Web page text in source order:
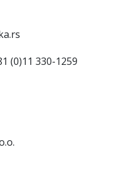
(0)11 330-1259